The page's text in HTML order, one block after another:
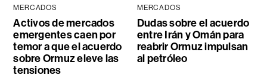
MERCADOS
Activos de mercados
emergentes caen por
temor a que el acuerdo
sobre Ormuz eleve las
tensiones
MERCADOS
Dudas sobre el acuerdo
entre Irán y Omán para
reabrir Ormuz impulsan
al petróleo